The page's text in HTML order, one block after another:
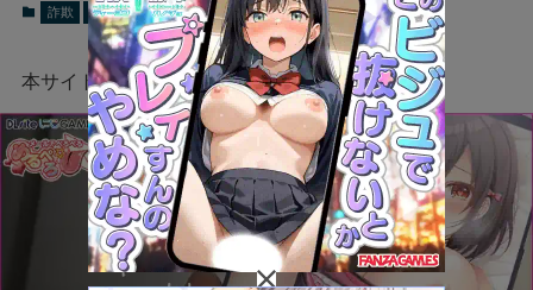
詐欺 話題 2025年3月23日
本サイトにはプロモーションが含まれています。